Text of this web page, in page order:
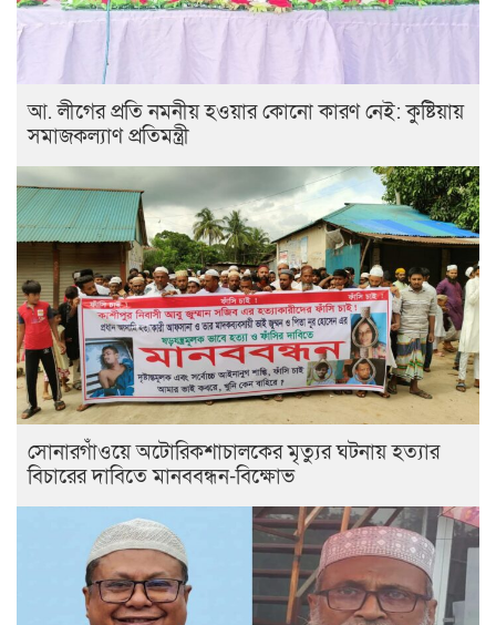
আ. লীগের প্রতি নমনীয় হওয়ার কোনো কারণ নেই: কুষ্টিয়ায়
সমাজকল্যাণ প্রতিমন্ত্রী
সোনারগাঁওয়ে অটোরিকশাচালকের মৃত্যুর ঘটনায় হত্যার
বিচারের দাবিতে মানববন্ধন-বিক্ষোভ